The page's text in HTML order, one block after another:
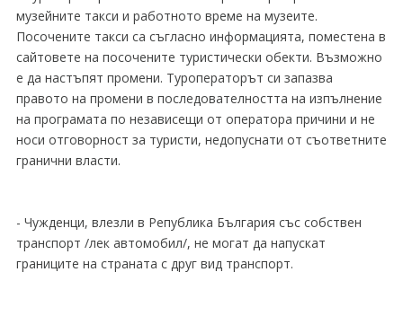
музейните такси и работното време на музеите.
Посочените такси са съгласно информацията, поместена в
сайтовете на посочените туристически обекти. Възможно
е да настъпят промени. Туроператорът си запазва
правото на промени в последователността на изпълнение
на програмата по независещи от оператора причини и не
носи отговорност за туристи, недопуснати от съответните
гранични власти.
- Чужденци, влезли в Република България със собствен
транспорт /лек автомобил/, не могат да напускат
границите на страната с друг вид транспорт.